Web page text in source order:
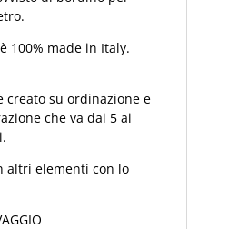
100% made in Italy.
creato su ordinazione e
che va dai 5 ai
altri elementi con lo